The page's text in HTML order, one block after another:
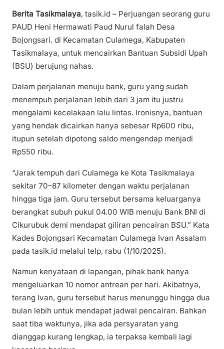
Berita Tasikmalaya, tasik.id – Perjuangan seorang guru
PAUD Heni Hermawati Paud Nurul falah Desa
Bojongsari. di Kecamatan Culamega, Kabupaten
Tasikmalaya, untuk mencairkan Bantuan Subsidi Upah
(BSU) berujung nahas.
Dalam perjalanan menuju bank, guru yang sudah
menempuh perjalanan lebih dari 3 jam itu justru
mengalami kecelakaan lalu lintas. Ironisnya, bantuan
yang hendak dicairkan hanya sebesar Rp600 ribu,
itupun setelah dipotong saldo mengendap menjadi
Rp550 ribu.
“Jarak tempuh dari Culamega ke Kota Tasikmalaya
sekitar 70–87 kilometer dengan waktu perjalanan
hingga tiga jam. Guru tersebut bersama keluarganya
berangkat subuh pukul 04.00 WIB menuju Bank BNI di
Cikurubuk demi mendapat giliran pencairan BSU.” Kata
Kades Bojongsari Kecamatan Culamega Ivan Assalam
pada tasik.id melalui telp, rabu (1/10/2025).
Namun kenyataan di lapangan, pihak bank hanya
mengeluarkan 10 nomor antrean per hari. Akibatnya,
terang Ivan, guru tersebut harus menunggu hingga dua
bulan lebih untuk mendapat jadwal pencairan. Bahkan
saat tiba waktunya, jika ada persyaratan yang
dianggap kurang lengkap, ia terpaksa kembali lagi